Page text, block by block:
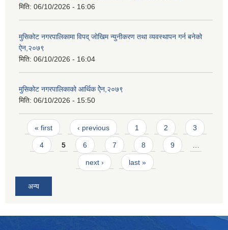
मिति: 06/10/2026 - 16:06
मुसिकोट नगरपालिकामा विपद् जोखिम न्युनीकरण तथा व्यवस्थापन गर्न बनेको
ऐन,२०७९
मिति: 06/10/2026 - 16:04
मुसिकोट नगरपालिकाको आर्थिक ऐेन,२०७९
मिति: 06/10/2026 - 15:50
Pages
« first ‹ previous 1 2 3
4 5 6 7 8 9
next › last »
अन्य